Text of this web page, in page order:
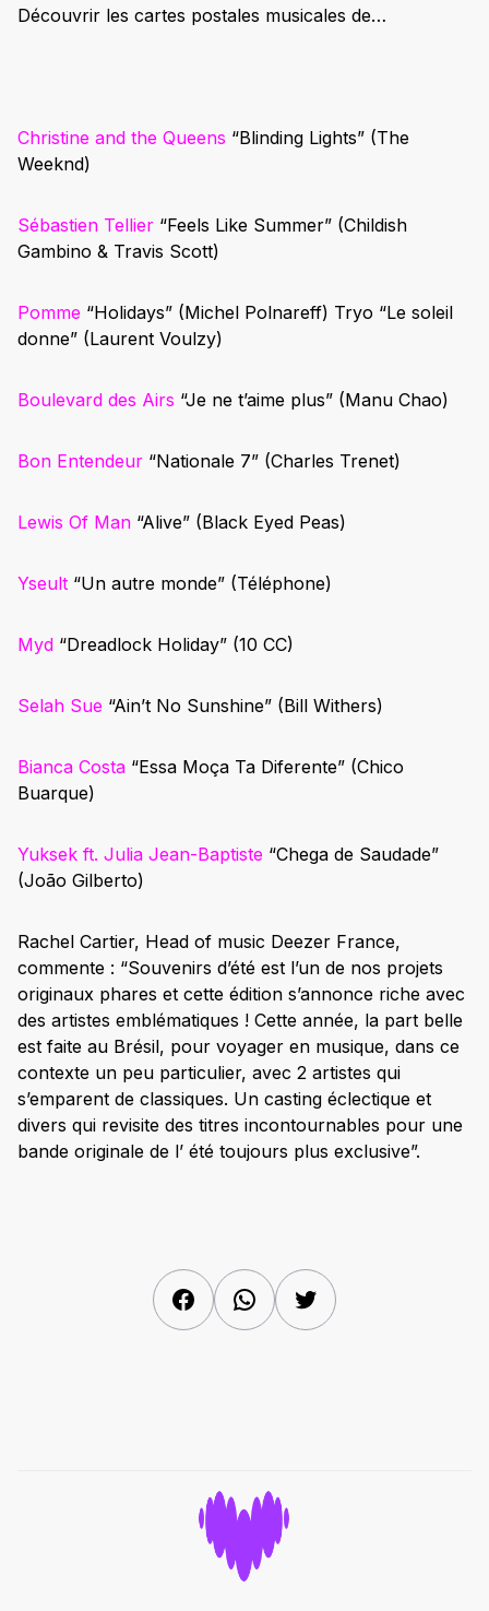
Découvrir les cartes postales musicales de…
Christine and the Queens “Blinding Lights” (The
Weeknd)
Sébastien Tellier “Feels Like Summer” (Childish
Gambino & Travis Scott)
Pomme “Holidays” (Michel Polnareff) Tryo “Le soleil
donne” (Laurent Voulzy)
Boulevard des Airs “Je ne t’aime plus” (Manu Chao)
Bon Entendeur “Nationale 7” (Charles Trenet)
Lewis Of Man “Alive” (Black Eyed Peas)
Yseult “Un autre monde” (Téléphone)
Myd “Dreadlock Holiday” (10 CC)
Selah Sue “Ain’t No Sunshine” (Bill Withers)
Bianca Costa “Essa Moça Ta Diferente” (Chico
Buarque)
Yuksek ft. Julia Jean-Baptiste “Chega de Saudade”
(João Gilberto)
Rachel Cartier, Head of music Deezer France,
commente : “Souvenirs d’été est l’un de nos projets
originaux phares et cette édition s’annonce riche avec
des artistes emblématiques ! Cette année, la part belle
est faite au Brésil, pour voyager en musique, dans ce
contexte un peu particulier, avec 2 artistes qui
s’emparent de classiques. Un casting éclectique et
divers qui revisite des titres incontournables pour une
bande originale de l’ été toujours plus exclusive”.
FacebookWhatsAppTwitter